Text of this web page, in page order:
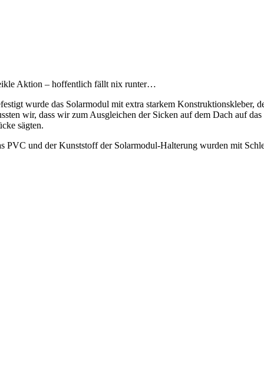
Aktion – hoffentlich fällt nix runter…
wurde das Solarmodul mit extra starkem Konstruktionskleber,
wir, dass wir zum Ausgleichen der Sicken auf dem Dach auf
sägten.
PVC und der Kunststoff der Solarmodul-Halterung wurden mit